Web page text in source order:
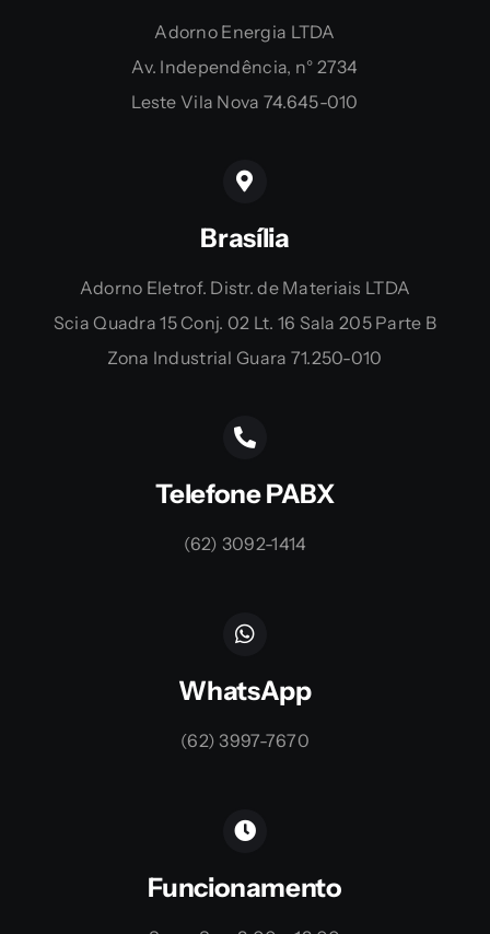
Adorno Energia LTDA
Av. Independência, n° 2734
Leste Vila Nova 74.645-010
Brasília
Adorno Eletrof. Distr. de Materiais LTDA
Scia Quadra 15 Conj. 02 Lt. 16 Sala 205 Parte B
Zona Industrial Guara 71.250-010
Telefone PABX
(62) 3092-1414
WhatsApp
(62) 3997-7670
Funcionamento